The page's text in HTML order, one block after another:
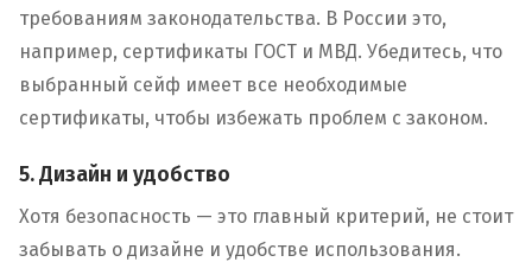
требованиям законодательства. В России это,
например, сертификаты ГОСТ и МВД. Убедитесь, что
выбранный сейф имеет все необходимые
сертификаты, чтобы избежать проблем с законом.
5. Дизайн и удобство
Хотя безопасность — это главный критерий, не стоит
забывать о дизайне и удобстве использования.